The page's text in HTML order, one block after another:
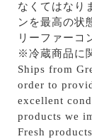
なくてはなり
ンを最高の状
リーファーコ
※冷蔵商品に
Ships from
order to
excellent
products we
Fresh